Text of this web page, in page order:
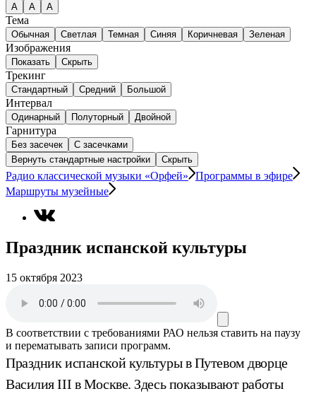
А A A
Тема
Обычная Светлая Темная Синяя Коричневая Зеленая
Изображения
Показать Скрыть
Трекинг
Стандартный Средний Большой
Интервал
Одинарный Полуторный Двойной
Гарнитура
Без засечек
С засечками
Вернуть стандартные настройки
Скрыть
Радио классической музыки «Орфей»
Программы в эфире
Маршруты музейные
Праздник испанской культуры
15 октября 2023
В соответствии с требованиями РАО нельзя ставить на паузу
и перематывать записи программ.
Праздник испанской культуры в Путевом дворце
Василия III в Москве. Здесь показывают работы